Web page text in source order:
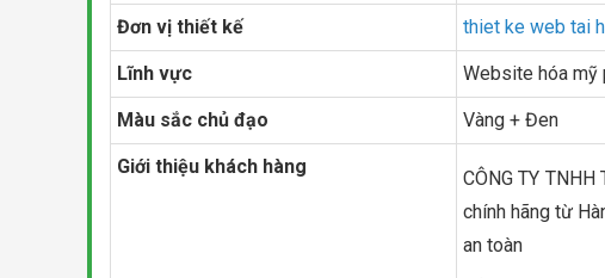
Đơn vị thiết kế thiet ke web tai
Lĩnh vực Website hóa mỹ
Màu sắc chủ đạo Vàng + Đen
Giới thiệu khách hàng
CÔNG TY
chính hãng từ
an toàn